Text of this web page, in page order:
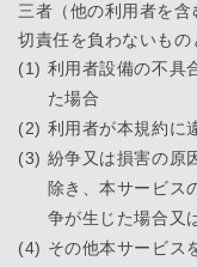
三者（他の利用者を
切責任を負わないもの
(1) 利用者設備の不具
た場合
(2) 利用者が本規約に
(3) 紛争又は損害の原
除き、本サービス
争が生じた場合又
(4) その他本サービス